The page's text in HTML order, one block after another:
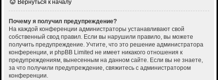
Вернуться к началу
Почему я получил предупреждение?
На каждой конференции администраторы устанавливают свой
собственный свод правил. Если вы нарушили правило, вы можете
получить предупреждение. Учтите, что это решение администратора
конференции, и phpBB Limited не имеет никакого отношения к
предупреждениям, вынесенным на данном сайте. Если вы не знаете,
за что получили предупреждение, свяжитесь с администратором
конференции.